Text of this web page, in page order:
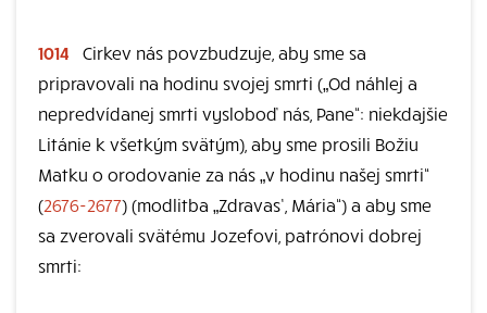
1014
Cirkev nás povzbudzuje, aby sme sa
pripravovali na hodinu svojej smrti („Od náhlej a
nepredvídanej smrti vysloboď nás, Pane“: niekdajšie
Litánie k všetkým svätým), aby sme prosili Božiu
Matku o orodovanie za nás „v hodinu našej smrti“
(2676-2677) (modlitba „Zdravas’, Mária“) a aby sme
sa zverovali svätému Jozefovi, patrónovi dobrej
smrti: